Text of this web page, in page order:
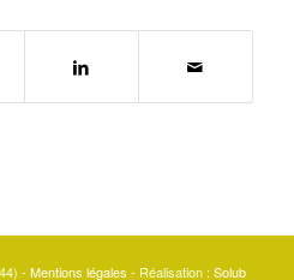
- Mentions légales - Réalisation : Solub